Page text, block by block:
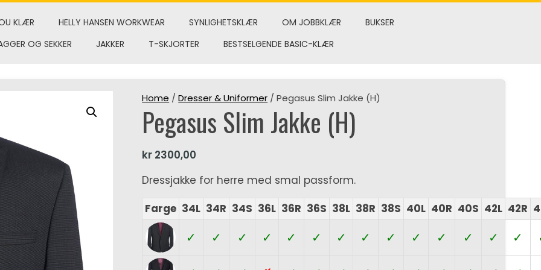
KLÆR HELLY HANSEN WORKWEAR SYNLIGHETSKLÆR OM JOBBKLÆR
BUKSER
OG SEKKER
JAKKER T-SKJORTER BESTSELGENDE BASIC-KLÆR
Home /Dresser & Uniformer / Pegasus Slim Jakke (H)
Pegasus Slim Jakke (H)
kr 2300,00
Dressjakke for herre med smal passform.
Farge 34L 34R 34S 36L 36R 36S 38L 38R 38S 40L 40R 40S 42L 42R
✓ ✓ ✓ ✓ ✓ ✓ ✓ ✓ ✓ ✓ ✓ ✓ ✓ ✓